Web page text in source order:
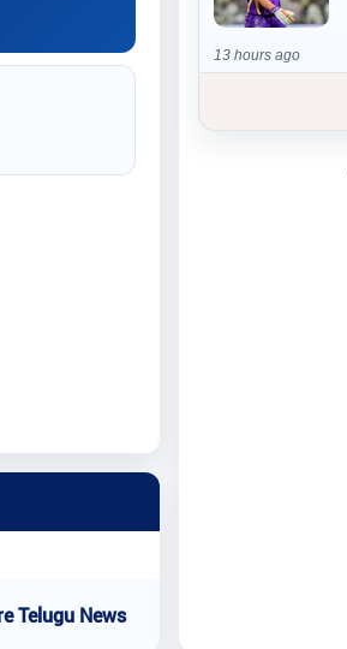
Telugu News
13 hours ago